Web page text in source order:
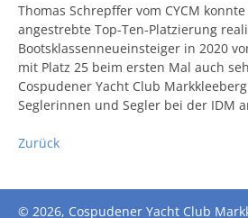
Thomas Schrepffer vom CYCM
angestrebte Top-Ten-Platzierung
Bootsklassenneueinsteiger in 2020
mit Platz 25 beim ersten Mal auch
Cospudener Yacht Club
Seglerinnen und Segler bei der IDM
Zurück
© 2026, Cospudener Yacht Club